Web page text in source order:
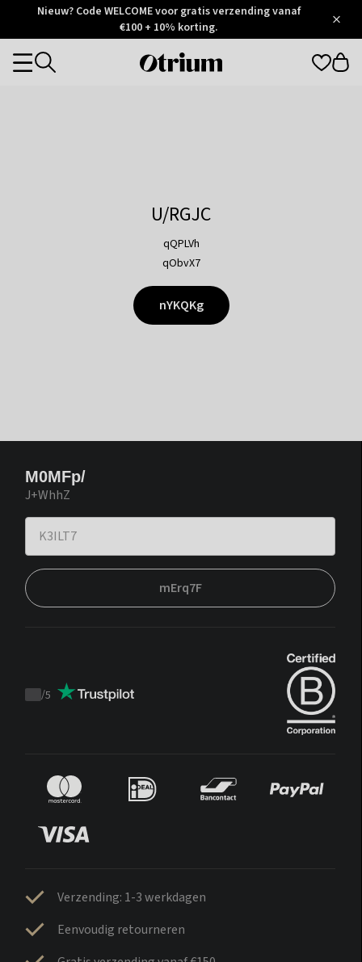
Otrium
Trustpilot
Nieuw? Code WELCOME voor gratis verzending vanaf
€100 + 10% korting.
Otrium
Categories
U/RGJC
qQPLVh
qObvX7
nYKQKg
M0MFp/
J+WhhZ
mErq7F
Trustpilot
/5
Verzending: 1-3 werkdagen
Eenvoudig retourneren